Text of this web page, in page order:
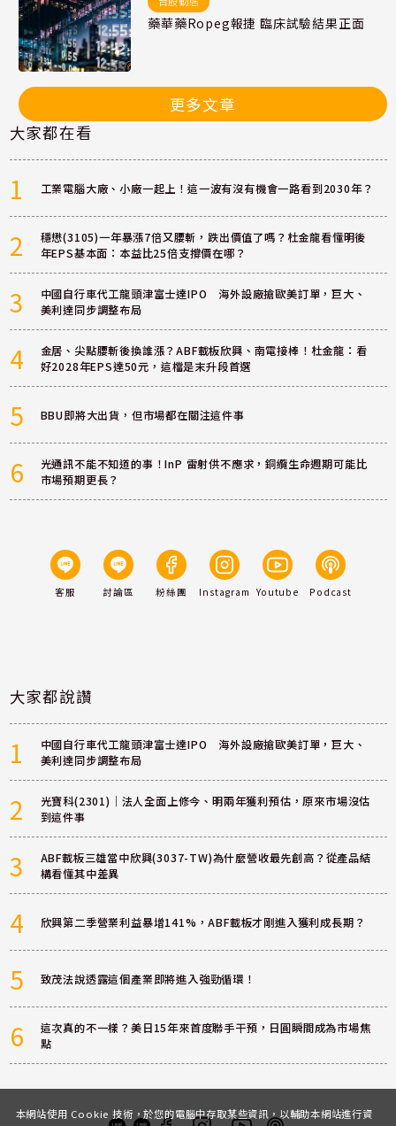
藥華藥Ropeg報捷 臨床試驗結果正面
更多文章
大家都在看
1 工業電腦大廠、小廠一起上！這一波有沒有機會一路看到2030年？
2
穩懋(3105)一年暴漲7倍又腰斬，跌出價值了嗎？杜金龍看懂明後
年EPS基本面：本益比25倍支撐價在哪？
3
中國自行車代工龍頭津富士達IPO 海外設廠搶歐美訂單，巨大、
美利達同步調整布局
4
金居、尖點腰斬後換誰漲？ABF載板欣興、南電接棒！杜金龍：看
好2028年EPS達50元，這檔是末升段首選
5 BBU即將大出貨，但市場都在關注這件事
6
光通訊不能不知道的事！InP 雷射供不應求，銅纜生命週期可能比
市場預期更長？
客服 討論區 粉絲團 Instagram Youtube Podcast
大家都說讚
1
中國自行車代工龍頭津富士達IPO 海外設廠搶歐美訂單，巨大、
美利達同步調整布局
2
光寶科(2301)｜法人全面上修今、明兩年獲利預估，原來市場沒估
到這件事
3
ABF載板三雄當中欣興(3037-TW)為什麼營收最先創高？從產品結
構看懂其中差異
4 欣興第二季營業利益暴增141%，ABF載板才剛進入獲利成長期？
5 致茂法說透露這個產業即將進入強勁循環！
6
這次真的不一樣？美日15年來首度聯手干預，日圓瞬間成為市場焦
點
本網站使用 Cookie 技術，於您的電腦中存取某些資訊，以輔助本網站進行資